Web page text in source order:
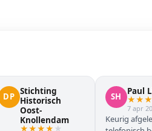
DP
Stichting
Historisch
Oost-
Knollendam
★★★★ ★
SH
Paul
★★★
7 apr
Keurig